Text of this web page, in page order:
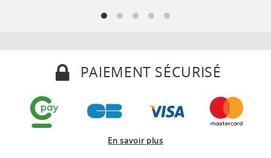
PAIEMENT SÉCURISÉ
En savoir plus